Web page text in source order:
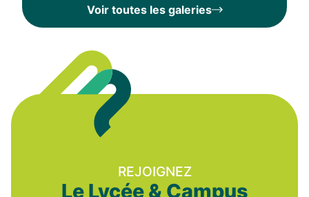
Voir toutes les galeries
REJOIGNEZ
Le Lycée & Campus